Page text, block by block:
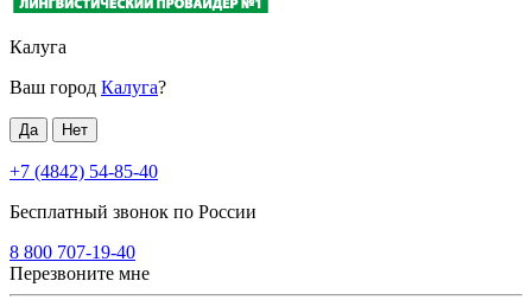
Калуга
Ваш город Калуга?
+7 (4842) 54-85-40
Бесплатный звонок по России
8 800 707-19-40
Перезвоните мне